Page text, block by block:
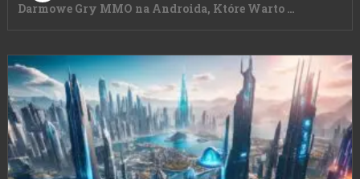
Darmowe Gry MMO na Androida, Które Warto …